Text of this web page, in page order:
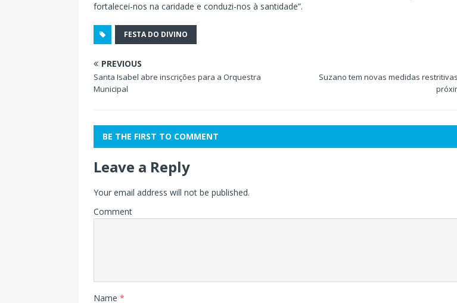
fortalecei-nos na caridade e conduzi-nos à santidade”.
FESTA DO DIVINO
PREVIOUS
Santa Isabel abre inscrições para a Orquestra
Municipal
Suzano tem novas medidas
BE THE FIRST TO COMMENT
Leave a Reply
Your email address will not be published.
Comment
Name *